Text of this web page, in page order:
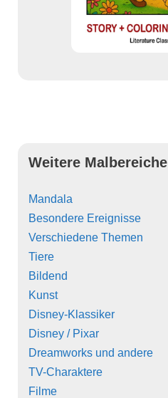
Weitere Malbereiche
Mandala
Besondere Ereignisse
Verschiedene Themen
Tiere
Bildend
Kunst
Disney-Klassiker
Disney / Pixar
Dreamworks und andere
TV-Charaktere
Filme